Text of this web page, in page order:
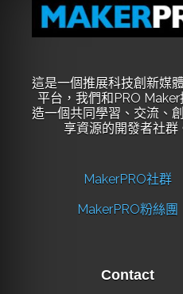
這是一個推展科技創新媒
平台，我們和PRO Maker
造一個共同學習、交流、
享資源的開發者社群
MakerPRO社群
MakerPRO粉絲團
Contact